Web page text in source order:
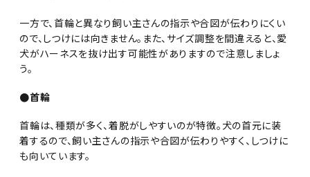
一方で、首輪と異なり飼い主さんの指示や合図が伝わりにくい
ので、しつけには向きません。また、サイズ調整を間違えると、愛
犬がハーネスを抜け出す可能性がありますので注意しましょ
う。
●首輪
首輪は、種類が多く、着脱がしやすいのが特徴。犬の首元に装
着するので、飼い主さんの指示や合図が伝わりやすく、しつけに
も向いています。